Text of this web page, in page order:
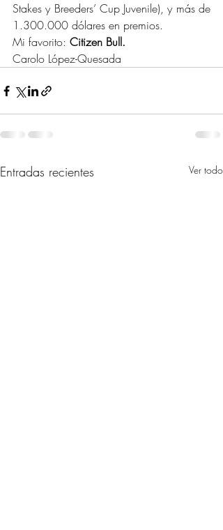
Stakes y Breeders’ Cup Juvenile), y más de
1.300.000 dólares en premios.
Mi favorito: Citizen Bull.
Carolo López-Quesada
Entradas recientes Ver todo